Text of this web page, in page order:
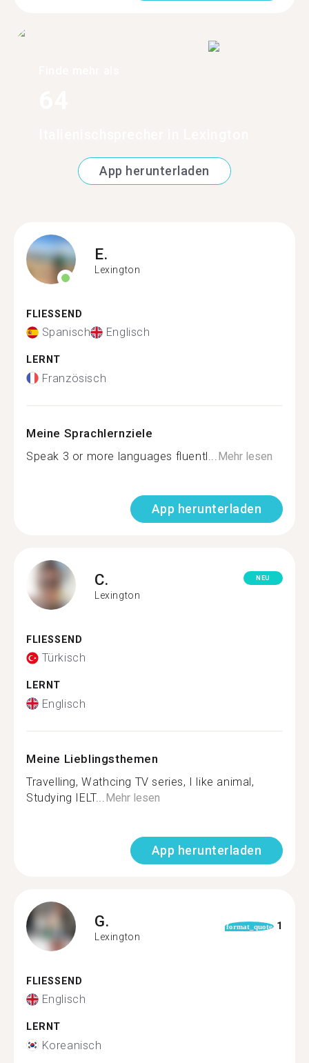
App herunterladen
E.
Lexington
FLIESSEND
Spanisch Englisch
LERNT
Französisch
Meine Sprachlernziele
Speak 3 or more languages fluentl... Mehr lesen
App herunterladen
C.
Lexington
NEU
FLIESSEND
Türkisch
LERNT
Englisch
Meine Lieblingsthemen
Travelling, Wathcing TV series, I like animal,
Studying IELT... Mehr lesen
App herunterladen
G.
Lexington
format_quote 1
FLIESSEND
Englisch
LERNT
Koreanisch